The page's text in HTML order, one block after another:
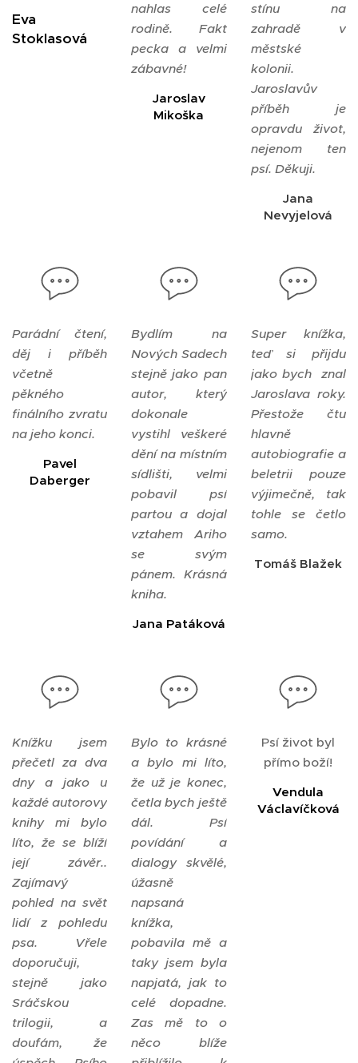
Eva
Stoklasová
nahlas celé
rodině. Fakt
pecka a velmi
zábavné!
Jaroslav
Mikoška
stínu na
zahradě v
městské
kolonii.
Jaroslavův
příběh je
opravdu život,
nejenom ten
psí. Děkuji.
Jana
Nevyjelová
Parádní čtení,
děj i příběh
včetně
pěkného
finálního zvratu
na jeho konci.
Pavel
Daberger
Bydlím na
Nových Sadech
stejně jako pan
autor, který
dokonale
vystihl veškeré
dění na místním
sídlišti, velmi
pobavil psí
partou a dojal
vztahem Ariho
se svým
pánem. Krásná
kniha.
Jana Patáková
Super knížka,
teď si přijdu
jako bych znal
Jaroslava roky.
Přestože čtu
hlavně
autobiografie a
beletrii pouze
výjimečně, tak
tohle se četlo
samo.
Tomáš Blažek
Knížku jsem
přečetl za dva
dny a jako u
každé autorovy
knihy mi bylo
líto, že se blíží
její závěr..
Zajímavý
pohled na svět
lidí z pohledu
psa. Vřele
doporučuji,
stejně jako
Sráčskou
trilogii, a
doufám, že
Bylo to krásné
a bylo mi líto,
že už je konec,
četla bych ještě
dál. Psí
povídání a
dialogy skvělé,
úžasně
napsaná
knížka,
pobavila mě a
taky jsem byla
napjatá, jak to
celé dopadne.
Zas mě to o
něco blíže
Psí život byl
přímo boží!
Vendula
Václavíčková